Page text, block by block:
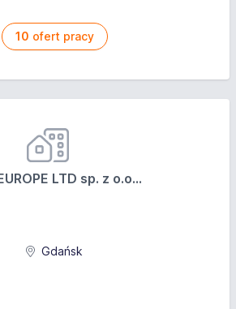
10 ofert pracy
LTD sp. z o.o...
Gdańsk